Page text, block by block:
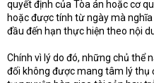
quyết định của Tòa án hoặc cơ
hoặc được tính từ ngày mà
đầu đến hạn thực hiện theo nội
Chính vì lý do đó, những chủ thể
đối không được mang tâm lý thụ